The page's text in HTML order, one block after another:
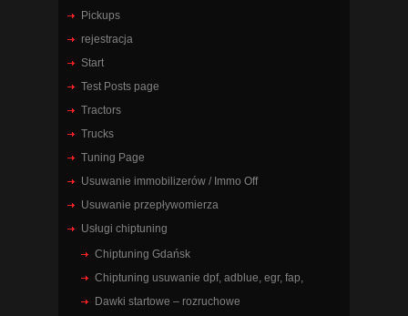
Pickups
rejestracja
Start
Test Posts page
Tractors
Trucks
Tuning Page
Usuwanie immobilizerów / Immo Off
Usuwanie przepływomierza
Usługi chiptuning
Chiptuning Gdańsk
Chiptuning usuwanie dpf, adblue, egr, fap,
Dawki startowe – rozruchowe